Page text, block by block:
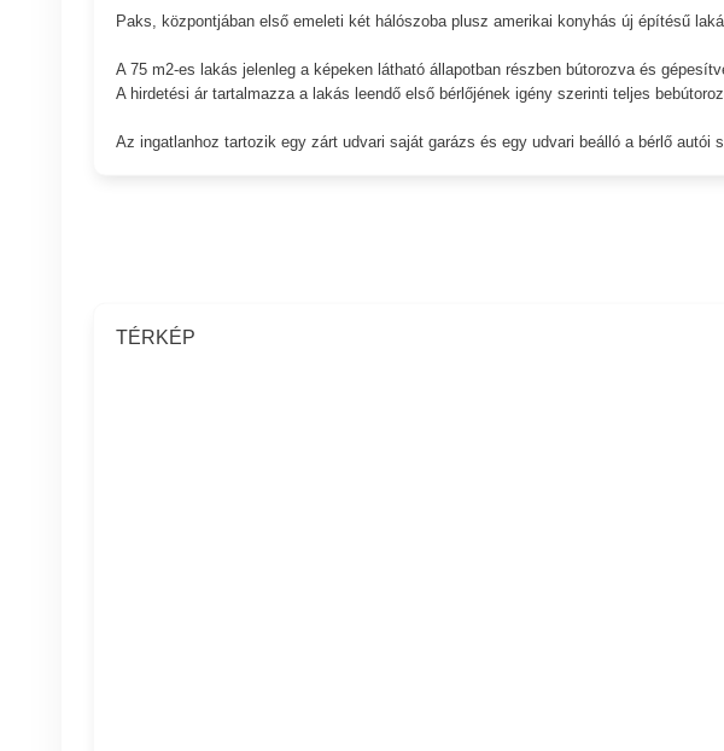
Paks, központjában első emeleti két hálószoba plusz amerikai konyhás új építésű
A 75 m2-es lakás jelenleg a képeken látható állapotban részben bútorozva és
A hirdetési ár tartalmazza a lakás leendő első bérlőjének igény szerinti teljes
Az ingatlanhoz tartozik egy zárt udvari saját garázs és egy udvari beálló a bérlő autói
TÉRKÉP